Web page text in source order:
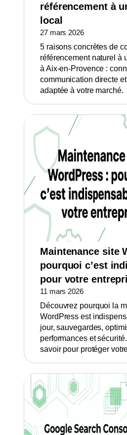
référencement à
local
27 mars 2026
5 raisons concrètes de
référencement naturel à
à Aix-en-Provence :
communication directe
adaptée à votre marché.
Maintenance site
pourquoi c’est
pour votre
11 mars 2026
Découvrez pourquoi la
WordPress est
jour, sauvegardes,
performances et
savoir pour protéger